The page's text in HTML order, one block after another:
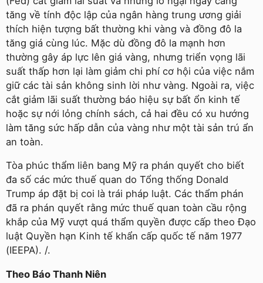
tăng về tính độc lập của ngân hàng trung ương giải
thích hiện tượng bất thường khi vàng và đồng đô la
tăng giá cùng lúc. Mặc dù đồng đô la mạnh hơn
thường gây áp lực lên giá vàng, nhưng triển vọng lãi
suất thấp hơn lại làm giảm chi phí cơ hội của việc nắm
giữ các tài sản không sinh lời như vàng. Ngoài ra, việc
cắt giảm lãi suất thường báo hiệu sự bất ổn kinh tế
hoặc sự nới lỏng chính sách, cả hai đều có xu hướng
làm tăng sức hấp dẫn của vàng như một tài sản trú ẩn
an toàn.
Tòa phúc thẩm liên bang Mỹ ra phán quyết cho biết
đa số các mức thuế quan do Tổng thống Donald
Trump áp đặt bị coi là trái pháp luật. Các thẩm phán
đã ra phán quyết rằng mức thuế quan toàn cầu rộng
khắp của Mỹ vượt quá thẩm quyền được cấp theo Đạo
luật Quyền hạn Kinh tế khẩn cấp quốc tế năm 1977
(IEEPA). /.
Theo Báo Thanh Niên